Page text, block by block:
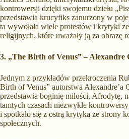
kontrowersji dzięki swojemu dziełu
przedstawia krucyfiks zanurzony w
ta wywołała wiele protestów i krytyki
religijnych, które uważały ją za obrazę
3. „The Birth of Venus” – Alexandre
Jednym z przykładów przekroczenia
Birth of Venus” autorstwa Alexandre’a
przedstawia boginię miłości, Afrodytę,
tamtych czasach niezwykle
i spotkało się z ostrą krytyką ze strony
społecznych.